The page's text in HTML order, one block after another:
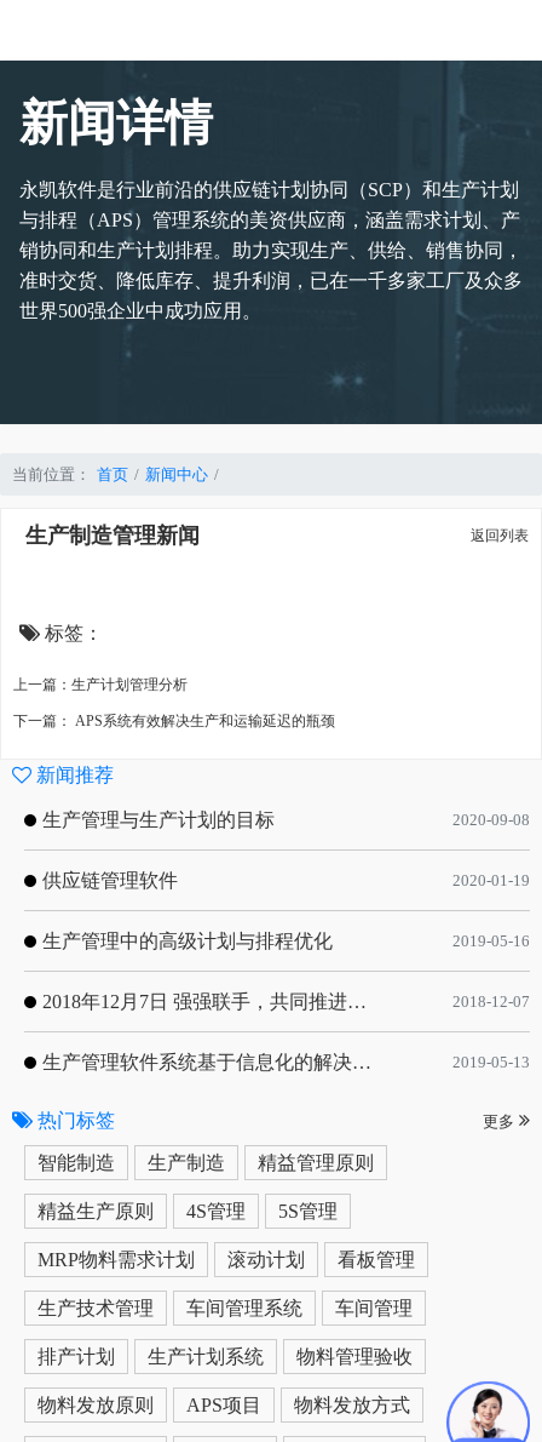
新闻详情
永凯软件是行业前沿的供应链计划协同（SCP）和生产计划
与排程（APS）管理系统的美资供应商，涵盖需求计划、产
销协同和生产计划排程。助力实现生产、供给、销售协同，
准时交货、降低库存、提升利润，已在一千多家工厂及众多
世界500强企业中成功应用。
当前位置： 首页 新闻中心
生产制造管理新闻 返回列表
标签：
上一篇：生产计划管理分析
下一篇： APS系统有效解决生产和运输延迟的瓶颈
新闻推荐
生产管理与生产计划的目标 2020-09-08
供应链管理软件 2020-01-19
生产管理中的高级计划与排程优化 2019-05-16
2018年12月7日 强强联手，共同推进电子器件领域APS应用典范 风华高科生产自动化工业互联网应用项目-APS项目启动会 2018-12-07
生产管理软件系统基于信息化的解决方案 2019-05-13
热门标签 更多
智能制造 生产制造 精益管理原则
精益生产原则 4S管理 5S管理
MRP物料需求计划 滚动计划 看板管理
生产技术管理 车间管理系统 车间管理
排产计划 生产计划系统 物料管理验收
物料发放原则 APS项目 物料发放方式